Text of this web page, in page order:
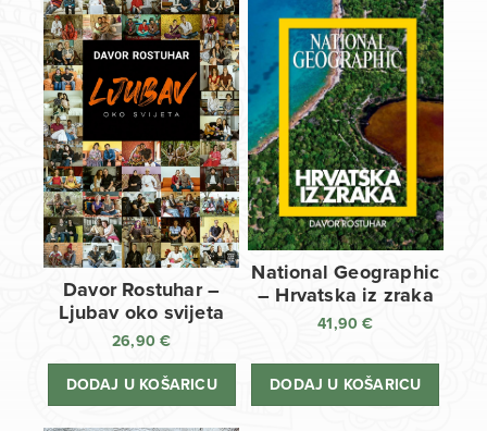
Davor Rostuhar –
Ljubav oko svijeta
26,90€
DODAJ U KOŠARICU
National Geographic
– Hrvatska iz zraka
41,90€
DODAJ U KOŠARICU